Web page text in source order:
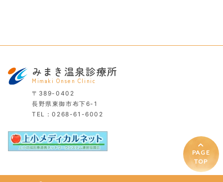
PAGE
TOP
みまき温泉診療所
Mimaki Onsen Clinic
〒389-0402
長野県東御市布下6-1
TEL：0268-61-6002